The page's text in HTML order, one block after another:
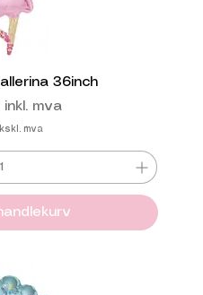
36inch
inkl. mva
mva